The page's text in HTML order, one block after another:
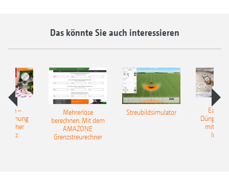
Das könnte Sie auch interessieren
–
Mehrerlöse
berechnen: Mit dem
AMAZONE
Grenzstreurechner
Streubildsimulator
mit